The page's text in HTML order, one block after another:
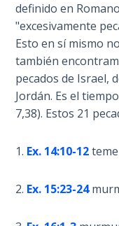
The
Revelation
- Book 4
The
Revelation
- Book 5
The
- Book 6
definido en
"excesivamente
Esto en sí mismo
también
pecados de Israel,
Jordán. Es el
7,38). Estos 21
1. Ex. 14:10-12
2. Ex. 15:23-24